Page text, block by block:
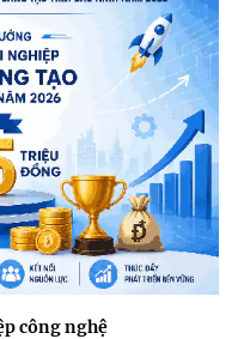
công nghệ